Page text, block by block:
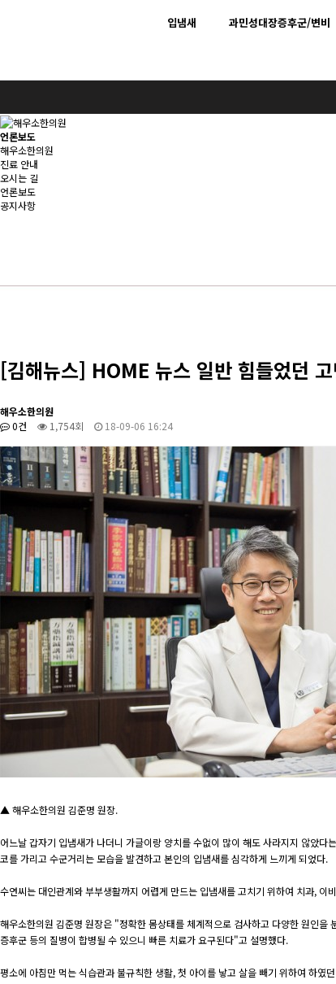
입냄새 과민성대장증후군/변비
언론보도
해우소한의원
진료 안내
오시는 길
언론보도
공지사항
[김해뉴스] HOME 뉴스 일반 힘들었던
해우소한의원
0건
1,754회 18-09-06 16:24
▲ 해우소한의원 김준명 원장.
어느날 갑자기 입냄새가 나더니 가글이랑 양치를 수없이 많이 해도 사라지지 않았
코를 가리고 수군거리는 모습을 발견하고 본인의 입냄새를 심각하게 느끼게 되었다.
수연씨는 대인관계와 부부생활까지 어렵게 만드는 입냄새를 고치기 위하여 치과,
해우소한의원 김준명 원장은 "정확한 몸상태를 체계적으로 검사하고 다양한 원인
증후군 등의 질병이 합병될 수 있으니 빠른 치료가 요구된다"고 설명했다.
평소에 아침만 먹는 식습관과 불규칙한 생활, 첫 아이를 낳고 살을 빼기 위하여 하